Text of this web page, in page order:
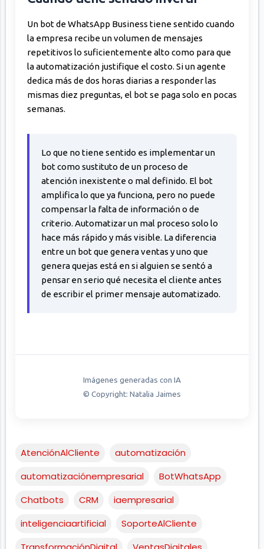
Un bot de WhatsApp Business tiene sentido cuando
la empresa recibe un volumen de mensajes
repetitivos lo suficientemente alto como para que
la automatización justifique el costo. Si un agente
dedica más de dos horas diarias a responder las
mismas diez preguntas, el bot se paga solo en pocas
semanas.
Lo que no tiene sentido es implementar un
bot como sustituto de un proceso de
atención inexistente o mal definido. El bot
amplifica lo que ya funciona, pero no puede
compensar la falta de información o de
criterio. Automatizar un mal proceso solo lo
hace más rápido y más visible. La diferencia
entre un bot que genera ventas y uno que
genera quejas está en si alguien se sentó a
pensar en serio qué necesita el cliente antes
de escribir el primer mensaje automatizado.
Imágenes generadas con IA
© Copyright: Natalia Jaimes
AtenciónAlCliente
automatización
automatizaciónempresarial
BotWhatsApp
Chatbots
CRM
iaempresarial
inteligenciaartificial
SoporteAlCliente